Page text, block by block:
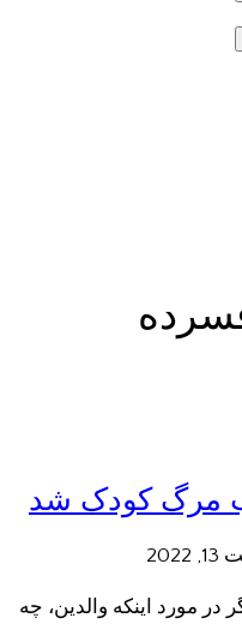
مرگ کودک شد
در مورد اینکه والدین، چه